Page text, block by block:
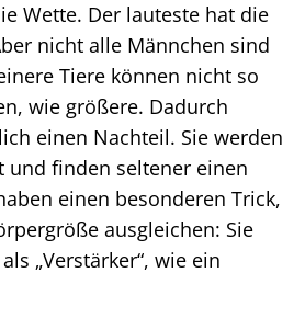
Wette. Der lauteste hat die
nicht alle Männchen sind
Tiere können nicht so
wie größere. Dadurch
einen Nachteil. Sie werden
und finden seltener einen
einen besonderen Trick,
ausgleichen: Sie
„Verstärker“, wie ein